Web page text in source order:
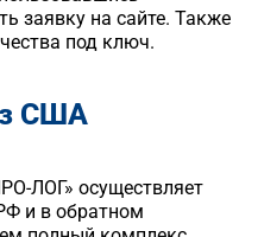
заявку на сайте. Также
под ключ.
США
ЛОГ» осуществляет
и в обратном